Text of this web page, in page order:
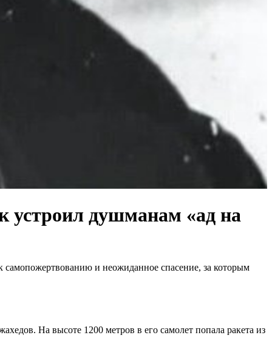
устроил душманам «ад на
самопожертвованию и неожиданное спасение, за которым
На высоте 1200 метров в его самолет попала ракета из